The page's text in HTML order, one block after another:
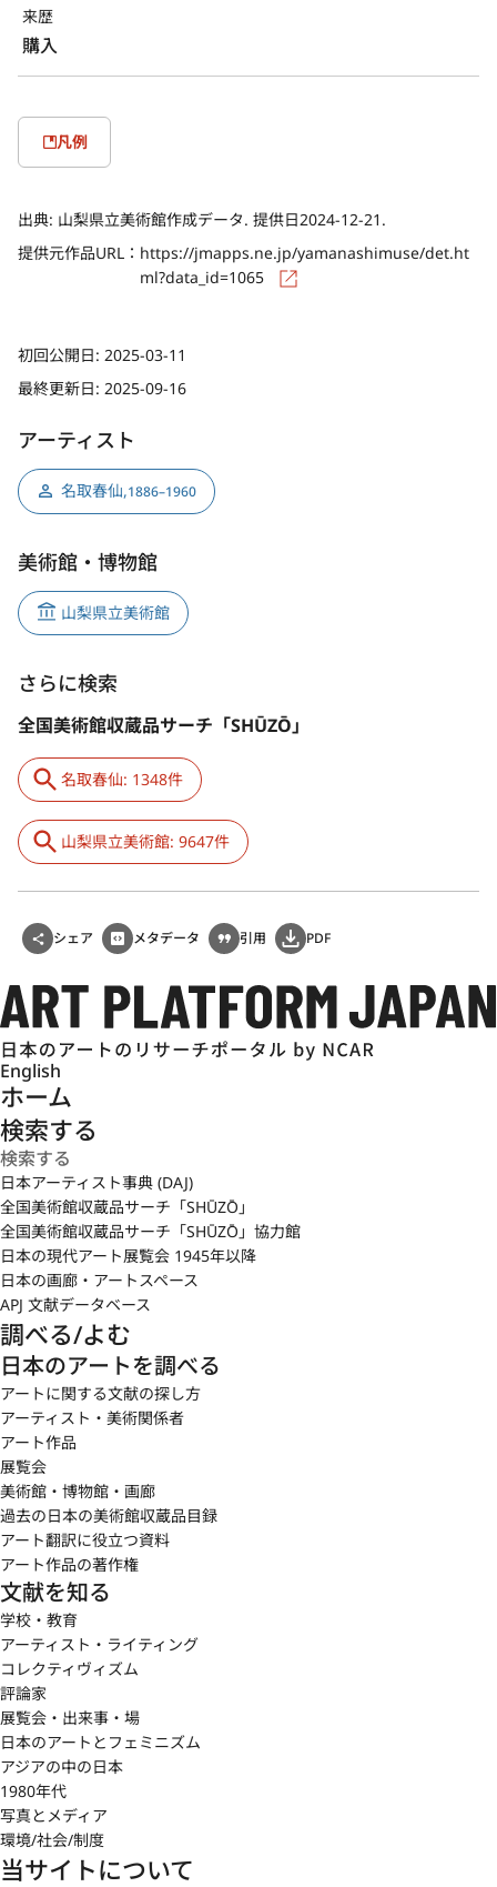
来歴
購入
凡例
出典: 山梨県立美術館作成データ. 提供日2024-12-21.
提供元作品URL： https://jmapps.ne.jp/yamanashimuse/det.ht
ml?data_id=1065
初回公開日: 2025-03-11
最終更新日: 2025-09-16
アーティスト
名取春仙,1886–1960
美術館・博物館
山梨県立美術館
さらに検索
全国美術館収蔵品サーチ「SHŪZŌ」
名取春仙: 1348件
山梨県立美術館: 9647件
シェア メタデータ 引用 PDF
English
ホーム
検索する
日本アーティスト事典 (DAJ)
全国美術館収蔵品サーチ「SHŪZŌ」
全国美術館収蔵品サーチ「SHŪZŌ」協力館
日本の現代アート展覧会 1945年以降
日本の画廊・アートスペース
APJ 文献データベース
調べる/よむ
日本のアートを調べる
アートに関する文献の探し方
アーティスト・美術関係者
アート作品
展覧会
美術館・博物館・画廊
過去の日本の美術館収蔵品目録
アート翻訳に役立つ資料
アート作品の著作権
文献を知る
学校・教育
アーティスト・ライティング
コレクティヴィズム
評論家
展覧会・出来事・場
日本のアートとフェミニズム
アジアの中の日本
1980年代
写真とメディア
環境/社会/制度
当サイトについて